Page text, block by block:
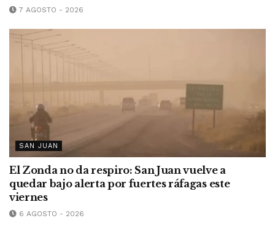
7 AGOSTO - 2026
SAN JUAN
El Zonda no da respiro: San Juan vuelve a
quedar bajo alerta por fuertes ráfagas este
viernes
6 AGOSTO - 2026